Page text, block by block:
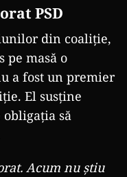
PSD
din coaliție,
pe masă o
a fost un premier
El susține
să
Acum nu știu